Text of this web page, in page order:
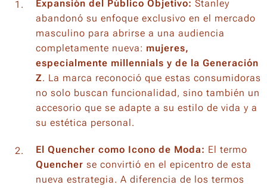
Expansión del Público Objetivo: Stanley
abandonó su enfoque exclusivo en el mercado
masculino para abrirse a una audiencia
completamente nueva: mujeres,
especialmente millennials y de la Generación
Z. La marca reconoció que estas consumidoras
no solo buscan funcionalidad, sino también un
accesorio que se adapte a su estilo de vida y a
su estética personal.
El Quencher como Icono de Moda: El termo
Quencher se convirtió en el epicentro de esta
nueva estrategia. A diferencia de los termos